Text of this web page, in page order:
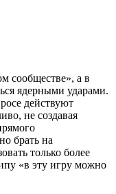
сообществе», а в
ядерными ударами.
действуют
не создавая
брать на
только более
«в эту игру можно